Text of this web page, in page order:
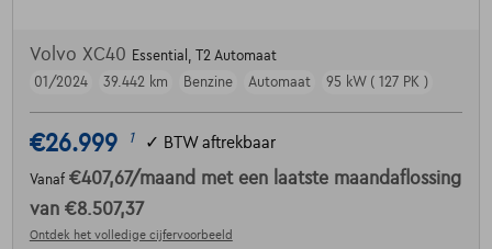
Volvo XC40 Essential, T2 Automaat
01/2024
39.442 km Benzine Automaat 95 kW ( 127 PK )
€26.999 1 ✓ BTW aftrekbaar
Vanaf €407,67/maand met een laatste maandaflossing
van €8.507,37
Ontdek het volledige cijfervoorbeeld